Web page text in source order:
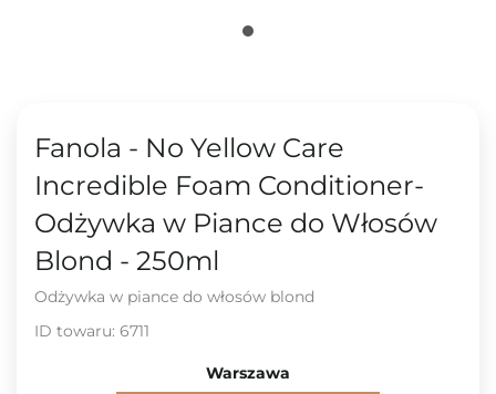
Fanola - No Yellow Care
Incredible Foam Conditioner-
Odżywka w Piance do Włosów
Blond - 250ml
Odżywka w piance do włosów blond
ID towaru: 6711
Warszawa